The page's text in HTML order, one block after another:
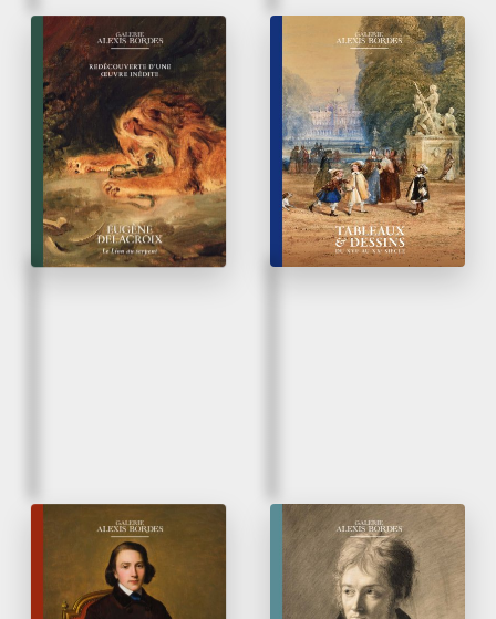
Mars 2026
Eugène Delacroix |
Le Lion au serpent
Redécouverte d’une œuvre
inédite
Mars 2026
Tableaux & Dessins
du XVIeau XXesiècle
Automne 2025
Le Goût français
Printemps 2025
Tableaux&Dessins
de la Renaissance